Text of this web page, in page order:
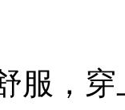
服，